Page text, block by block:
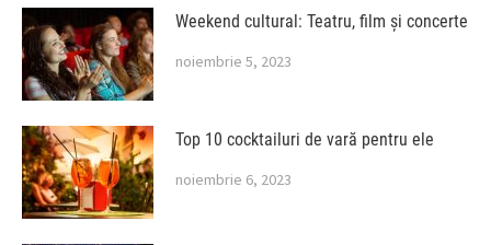
Weekend cultural: Teatru, film și concerte
noiembrie 5, 2023
Top 10 cocktailuri de vară pentru ele
noiembrie 6, 2023